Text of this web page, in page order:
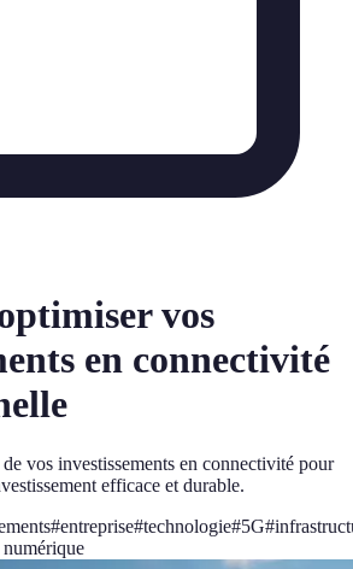
vos
en connectivité
vos investissements en connectivité pour
efficace et durable.
#entreprise#technologie#5G#